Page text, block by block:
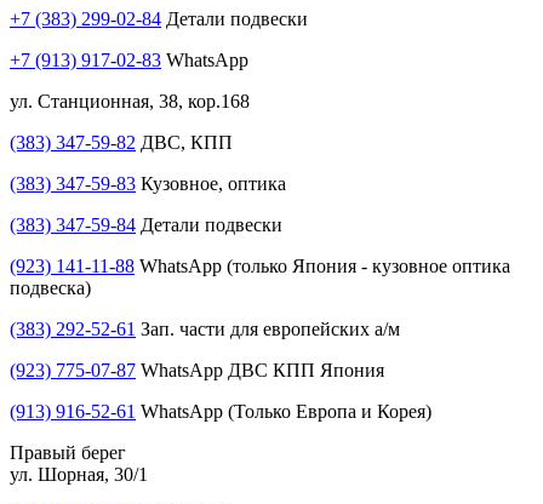
+7 (383) 299-02-84 Детали подвески
+7 (913) 917-02-83 WhatsApp
ул. Станционная, 38, кор.168
(383) 347-59-82 ДВС, КПП
(383) 347-59-83 Кузовное, оптика
(383) 347-59-84 Детали подвески
(923) 141-11-88 WhatsApp (только Япония - кузовное оптика
подвеска)
(383) 292-52-61 Зап. части для европейских а/м
(923) 775-07-87 WhatsApp ДВС КПП Япония
(913) 916-52-61 WhatsApp (Только Европа и Корея)
Правый берег
ул. Шорная, 30/1